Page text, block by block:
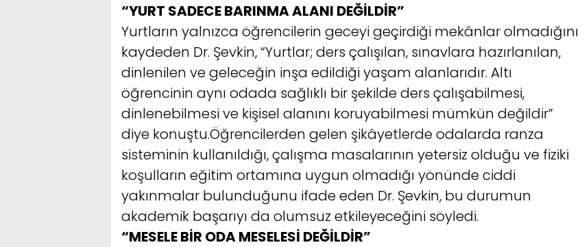
“YURT SADECE BARINMA ALANI DEĞİLDİR”
Yurtların yalnızca öğrencilerin geceyi geçirdiği mekânlar olmadığını
kaydeden Dr. Şevkin, “Yurtlar; ders çalışılan, sınavlara hazırlanılan,
dinlenilen ve geleceğin inşa edildiği yaşam alanlarıdır. Altı
öğrencinin aynı odada sağlıklı bir şekilde ders çalışabilmesi,
dinlenebilmesi ve kişisel alanını koruyabilmesi mümkün değildir”
diye konuştu.Öğrencilerden gelen şikâyetlerde odalarda ranza
sisteminin kullanıldığı, çalışma masalarının yetersiz olduğu ve fiziki
koşulların eğitim ortamına uygun olmadığı yönünde ciddi
yakınmalar bulunduğunu ifade eden Dr. Şevkin, bu durumun
akademik başarıyı da olumsuz etkileyeceğini söyledi.
“MESELE BİR ODA MESELESİ DEĞİLDİR”